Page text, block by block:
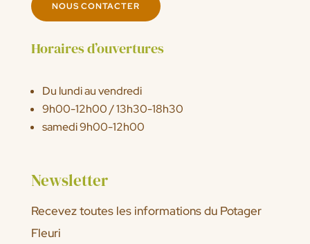
NOUS CONTACTER
Horaires d’ouvertures
Du lundi au vendredi
9h00-12h00 / 13h30-18h30
samedi 9h00-12h00
Newsletter
Recevez toutes les informations du Potager
Fleuri